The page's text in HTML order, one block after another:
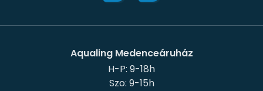
Aqualing Medenceáruház
H-P: 9-18h
Szo: 9-15h